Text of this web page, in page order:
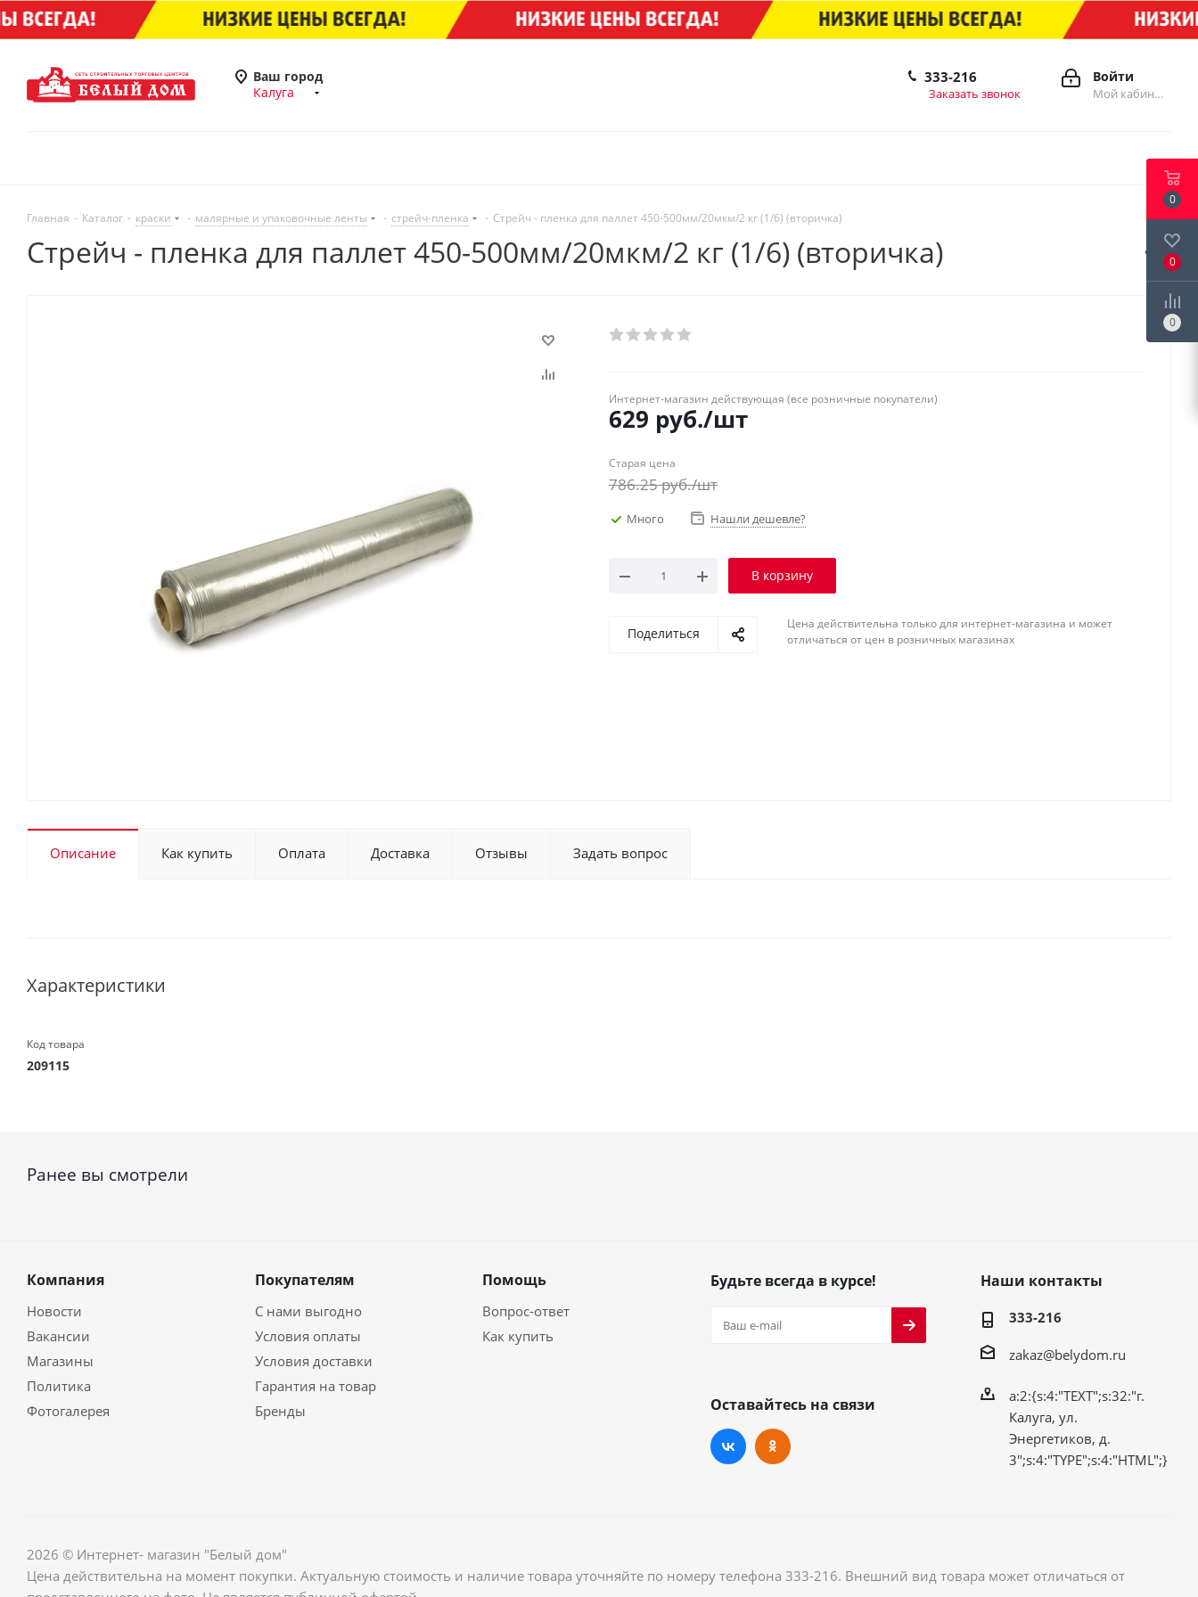
Ваш город
Калуга
Войти
Мой кабинет
333-216
Заказать звонок
Главная - Каталог - краски - малярные и упаковочные ленты - стрейч-пленка - Стрейч - пленка для паллет 450-500мм/20мкм/2 кг (1/6) (вторичка)
Стрейч - пленка для паллет 450-500мм/20мкм/2 кг (1/6) (вторичка)
Интернет-магазин действующая (все розничные покупатели)
629 руб./шт
Старая цена
786.25руб./шт
Много Нашли дешевле?
В корзину
Поделиться
Цена действительна только для интернет-магазина и может
отличаться от цен в розничных магазинах
Описание Как купить Оплата Доставка Отзывы Задать вопрос
Характеристики
Код товара
209115
Ранее вы смотрели
Компания
Новости
Вакансии
Магазины
Политика
Фотогалерея
Покупателям
С нами выгодно
Условия оплаты
Условия доставки
Гарантия на товар
Бренды
Помощь
Вопрос-ответ
Как купить
Будьте всегда в курсе!
Оставайтесь на связи
Наши контакты
333-216
zakaz@belydom.ru
a:2:{s:4:"TEXT";s:32:"г.
Калуга, ул.
Энергетиков, д.
3";s:4:"TYPE";s:4:"HTML";}
2026 © Интернет- магазин "Белый дом"
Цена действительна на момент покупки. Актуальную стоимость и наличие товара уточняйте по номеру телефона 333-216. Внешний вид товара может отличаться от
0
0
0